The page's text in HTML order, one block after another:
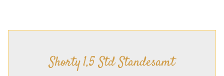
Shorty 1,5 Std Standesamt